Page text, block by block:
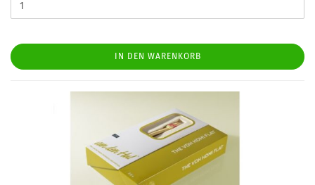
IN DEN WARENKORB